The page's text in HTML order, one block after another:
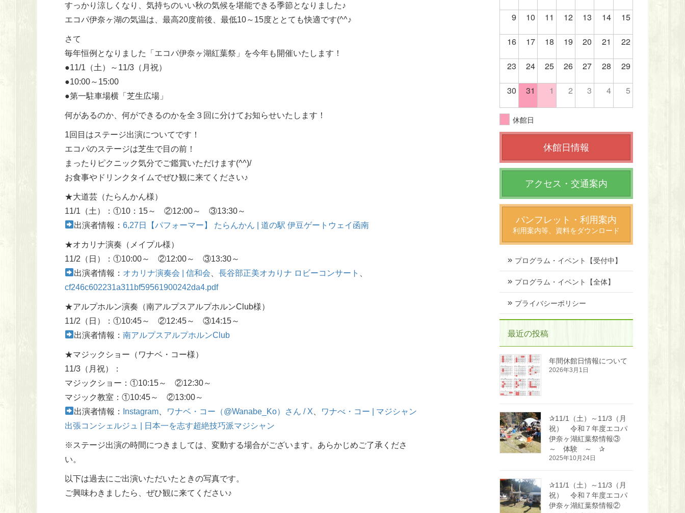
すっかり涼しくなり、気持ちのいい秋の気候を堪能できる季節となりました♪
エコパ伊奈ヶ湖の気温は、最高20度前後、最低10～15度ととても快適です(^^♪
さて
毎年恒例となりました「エコパ伊奈ヶ湖紅葉祭」を今年も開催いたします！
●11/1（土）～11/3（月祝）
●10:00～15:00
●第一駐車場横「芝生広場」
何があるのか、何ができるのかを全３回に分けてお知らせいたします！
1回目はステージ出演についてです！
エコパのステージは芝生で目の前！
まったりピクニック気分でご鑑賞いただけます(^^)/
お食事やドリンクタイムでぜひ観に来てください♪
★大道芸（たらんかん様）
11/1（土）：①10：15～ ②12:00～ ③13:30～
出演者情報：6,27日【パフォーマー】 たらんかん | 道の駅 伊豆ゲートウェイ函南
★オカリナ演奏（メイプル様）
11/2（日）：①10:00～ ②12:00～ ③13:30～
出演者情報： オカリナ演奏会 | 信和会 、長谷部正美オカりナ ロビーコンサート
cf246c602231a311bf59561900242da4.pdf
★アルプホルン演奏（南アルプスアルプホルンClub様）
11/2（日）：①10:45～ ②12:45～ ③14:15～
出演者情報：南アルプスアルプホルンClub
★マジックショー（ワナベ・コー様）
11/3（月祝）：
マジックショー：①10:15～ ②12:30～
マジック教室：①10:45～ ②13:00～
出演者情報：
Instagram ワナベ・コー（@Wanabe_Ko）さん / X
ワナべ・コー | マジシャン
出張コンシェルジュ | 日本一を志す超絶技巧派マジシャン
※ステージ出演の時間につきましては、変動する場合がございます。あらかじめご了承くださ
い。
以下は過去にご出演いただいたときの写真です。
ご興味わきましたら、ぜひ観に来てください♪
9 10 11 12 13 14 15
16 17 18 19 20 21 22
23 24 25 26 27 28 29
30 31 1 2 3 4 5
休館日
休館日情報
アクセス・交通案内
パンフレット・利用案内
利用案内等、資料をダウンロード
プログラム・イベント【受付中】
プログラム・イベント【全体】
プライバシーポリシー
最近の投稿
年間休館日情報について
2026年3月1日
✰11/1（土）～11/3（月
祝） 令和７年度エコパ
伊奈ヶ湖紅葉祭情報③
～ 体験 ～ ✰
2025年10月24日
✰11/1（土）～11/3（月
祝） 令和７年度エコパ
伊奈ヶ湖紅葉祭情報②